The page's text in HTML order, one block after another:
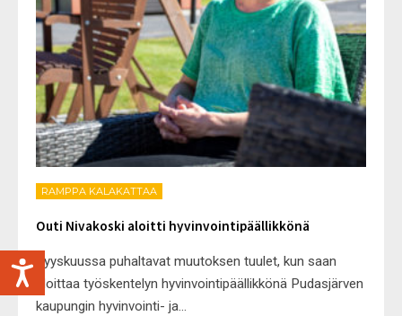
RAMPPA KALAKATTAA
Outi Nivakoski aloitti hyvinvointipäällikkönä
Syyskuussa puhaltavat muutoksen tuulet, kun saan
aloittaa työskentelyn hyvinvointipäällikkönä Pudasjärven
kaupungin hyvinvointi- ja...